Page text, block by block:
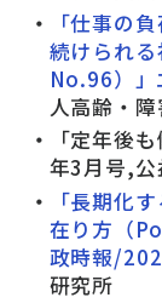
「仕事の
続けられ
No.96）
人高齢・
「定年後
年3月号,公
「長期化
在り方（
政時報/
研究所